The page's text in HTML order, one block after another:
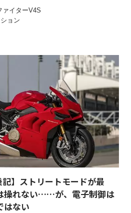
ァイターV4S
ョン
記】ストリートモードが最
操れない……が、電子制御は
はない